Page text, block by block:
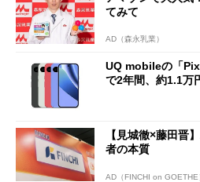
てみて
AD（森永乳業）
UQ mobileの「
で2年間、約1.1万
【見城徹×藤田晋
者の本質
AD（FINCHI on GOETHE